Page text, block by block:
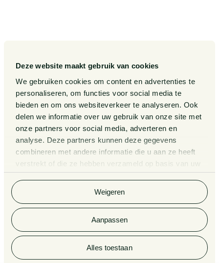
Deze website maakt gebruik van cookies
We gebruiken cookies om content en advertenties te
personaliseren, om functies voor social media te
bieden en om ons websiteverkeer te analyseren. Ook
delen we informatie over uw gebruik van onze site met
onze partners voor social media, adverteren en
analyse. Deze partners kunnen deze gegevens
combineren met andere informatie die u aan ze heeft
verstrekt of die ze hebben verzameld op basis van uw
gebruik van hun services. Bekijkhierde volledige
Alles toestaan
Aanpassen
Weigeren
Over ons
Zaken
Kennissessies
advocatuur en notariaat
© 2026 Van Doorne